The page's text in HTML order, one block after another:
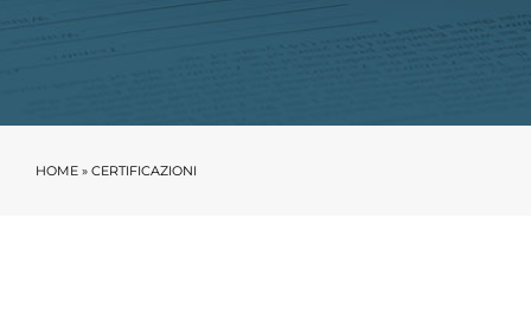
HOME » CERTIFICAZIONI